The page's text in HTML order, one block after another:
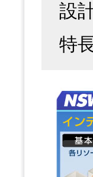
設
特